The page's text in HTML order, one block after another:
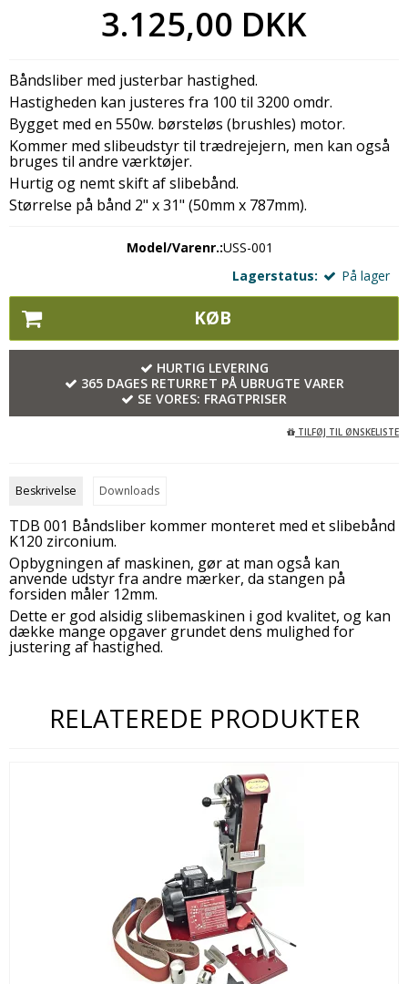
3.125,00 DKK
Båndsliber med justerbar hastighed.
Hastigheden kan justeres fra 100 til 3200 omdr.
Bygget med en 550w. børsteløs (brushles) motor.
Kommer med slibeudstyr til trædrejejern, men kan også
bruges til andre værktøjer.
Hurtig og nemt skift af slibebånd.
Størrelse på bånd 2" x 31" (50mm x 787mm).
Model/Varenr.:USS-001
Lagerstatus:
På lager
KØB
HURTIG LEVERING
365 DAGES RETURRET PÅ UBRUGTE VARER
SE VORES: FRAGTPRISER
TILFØJ TIL ØNSKELISTE
Beskrivelse Downloads
TDB 001 Båndsliber kommer monteret med et slibebånd
K120 zirconium.
Opbygningen af maskinen, gør at man også kan
anvende udstyr fra andre mærker, da stangen på
forsiden måler 12mm.
Dette er god alsidig slibemaskinen i god kvalitet, og kan
dække mange opgaver grundet dens mulighed for
justering af hastighed.
RELATEREDE PRODUKTER